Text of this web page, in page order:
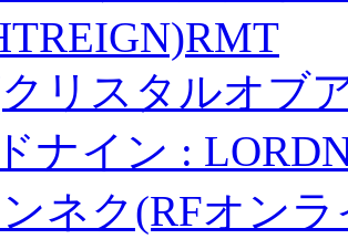
リスタルオブ
ナイン :
ネク(RFオン